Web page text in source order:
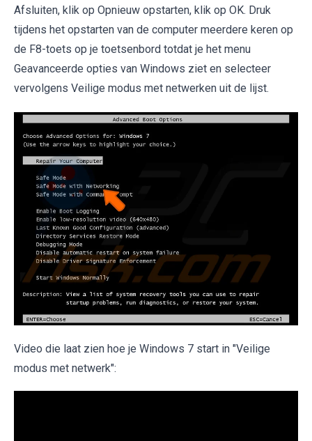
Afsluiten, klik op Opnieuw opstarten, klik op OK. Druk
tijdens het opstarten van de computer meerdere keren op
de F8-toets op je toetsenbord totdat je het menu
Geavanceerde opties van Windows ziet en selecteer
vervolgens Veilige modus met netwerken uit de lijst.
Video die laat zien hoe je Windows 7 start in "Veilige
modus met netwerk":